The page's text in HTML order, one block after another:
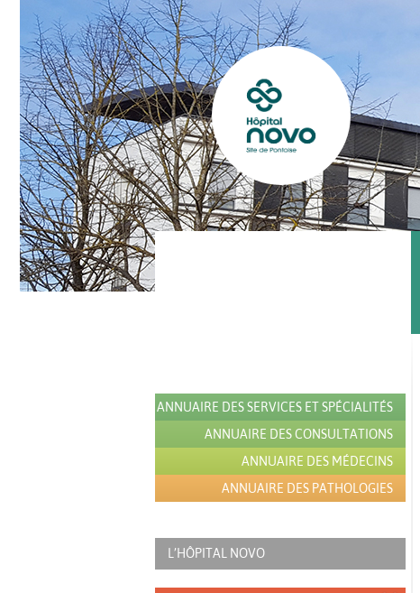
ANNUAIRE DES SERVICES ET SPÉCIALITÉS
ANNUAIRE DES CONSULTATIONS
ANNUAIRE DES MÉDECINS
ANNUAIRE DES PATHOLOGIES
L’HÔPITAL NOVO